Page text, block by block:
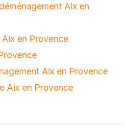
Aix en
en Provence
Aix en Provence
Aix en Provence